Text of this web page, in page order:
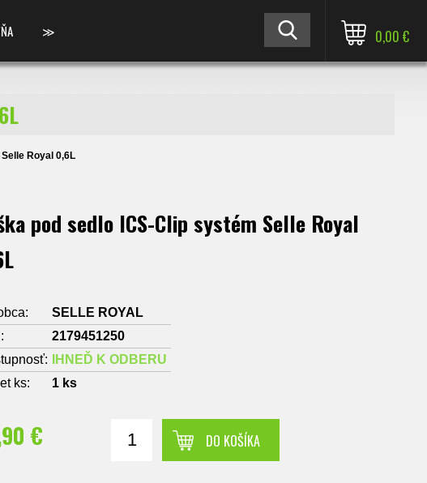
≫ 0,00 €
Royal 0,6L
pod sedlo ICS-Clip systém Selle Royal
SELLE ROYAL
2179451250
IHNEĎ K ODBERU
ks:
1 ks
€ DO KOŠÍKA